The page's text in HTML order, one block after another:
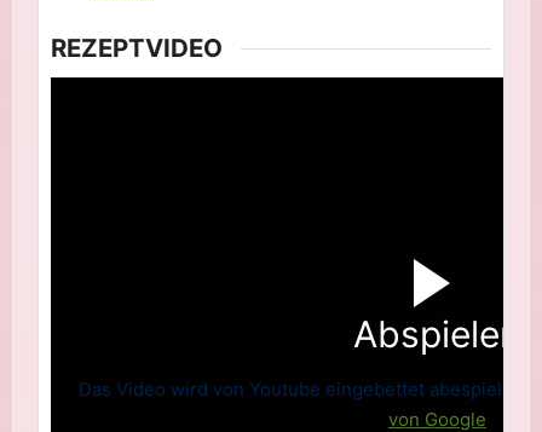
REZEPTVIDEO
Abspielen
Das Video wird von Youtube eingebettet abespielt.
von Google